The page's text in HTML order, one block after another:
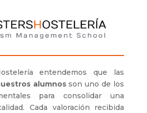
entendemos que las
alumnosson uno de los
para consolidar una
Cada valoración recibida